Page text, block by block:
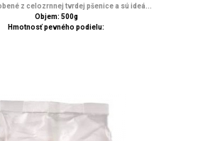
z celozrnnej tvrdej pšenice a sú ideá...
Objem: 500g
Hmotnosť pevného podielu: